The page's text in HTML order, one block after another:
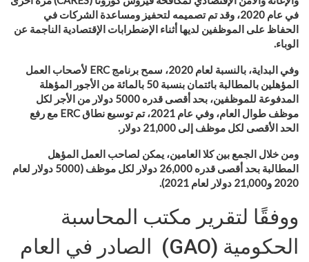
في عام 2020، وقد تم تصميمه لتحفيز ومساعدة الشركات في
الحفاظ على الموظفين لديها أثناء الإضطرابات الإقتصادية الناجمة عن
الوباء.
وفي البداية، بالنسبة لعام 2020، سمح برنامج ERC لأصحاب العمل
المؤهلين بالمطالبة بائتمان بنسبة 50 بالمائة من الأجور المؤهلة
المدفوعة للموظفين، بحد أقصى قدره 5000 دولار من الأجر لكل
موظف طوال العام، وفي عام 2021، تم توسيع نطاق
مع رفع
الحد الأقصى لكل موظف إلى 21,000 دولار
.
ومن خلال الجمع بين كلا العامين، يمكن لصاحب العمل المؤهل
المطالبة بحد أقصى قدره 26,000 دولار لكل موظف (5000 دولار لعام
2020 و21,000 دولار لعام 2021)
.
ووفقًا لتقرير مكتب المحاسبة
الحكومية (GAO) الصادر في العام